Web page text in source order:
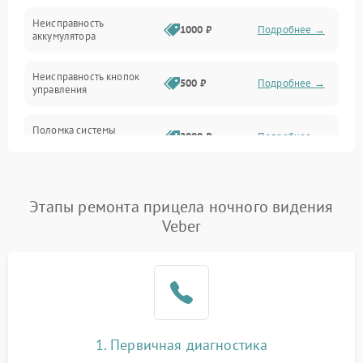
Неисправность
аккумулятора
1000 ₽ Подробнее →
Неисправность кнопок
управления
500 ₽ Подробнее →
Поломка системы
2000 ₽ Подробнее →
Повреждение системы
Этапы ремонта прицела ночного видения
Veber
1. Первичная диагностика